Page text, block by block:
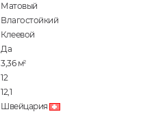
Матовый
Влагостойкий
Клеевой
Да
3,36 м2
12
12,1
Швейцария